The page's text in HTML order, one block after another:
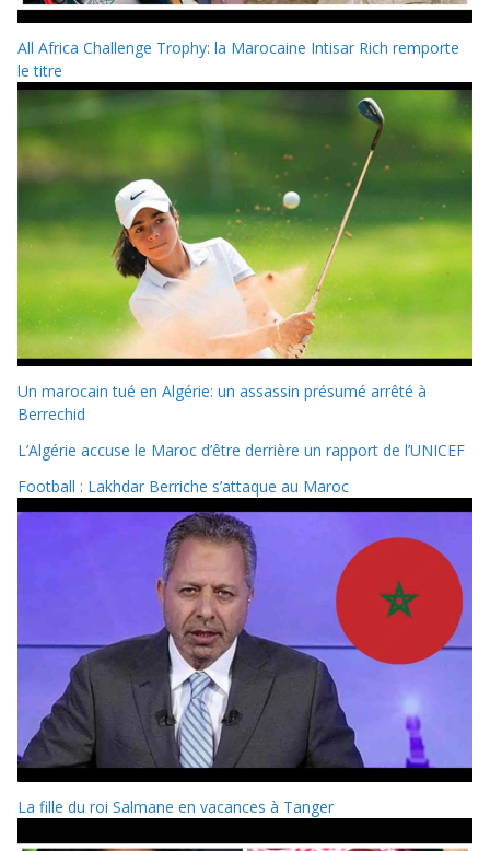
All Africa Challenge Trophy: la Marocaine Intisar Rich remporte
le titre
Un marocain tué en Algérie: un assassin présumé arrêté à
Berrechid
L’Algérie accuse le Maroc d’être derrière un rapport de l’UNICEF
Football : Lakhdar Berriche s’attaque au Maroc
La fille du roi Salmane en vacances à Tanger